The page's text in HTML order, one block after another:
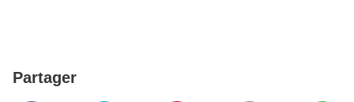
Partager